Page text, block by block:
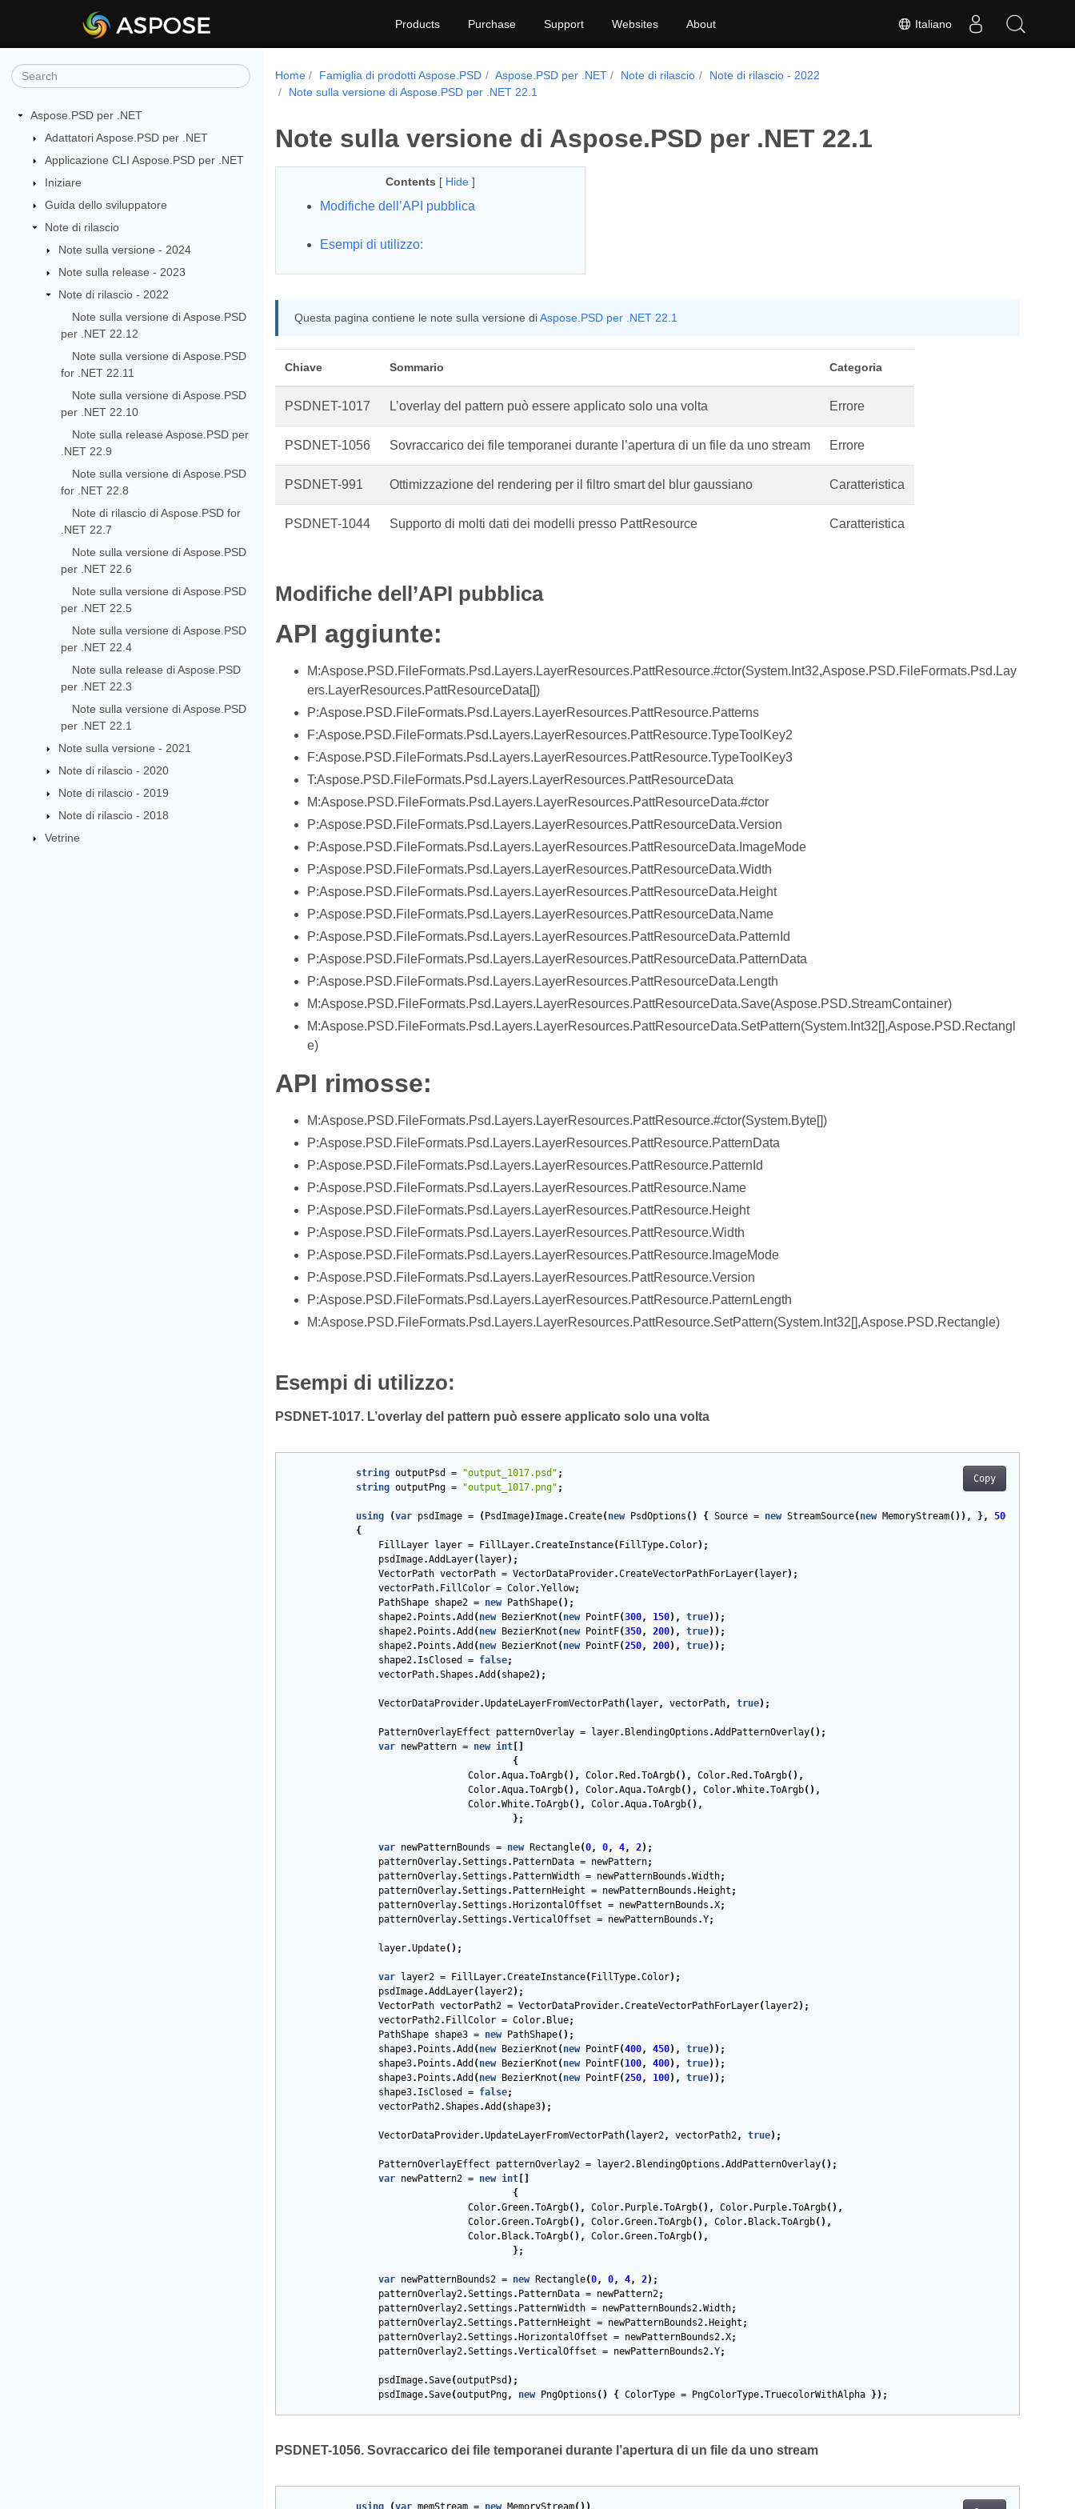
Italiano
Products Purchase Support Websites About
Aspose.PSD per .NET
Adattatori Aspose.PSD per .NET
Applicazione CLI Aspose.PSD per .NET
Iniziare
Guida dello sviluppatore
Note di rilascio
Note sulla versione - 2024
Note sulla release - 2023
Note di rilascio - 2022
Note sulla versione di Aspose.PSD
per .NET 22.12
Note sulla versione di Aspose.PSD
for .NET 22.11
Note sulla versione di Aspose.PSD
per .NET 22.10
Note sulla release Aspose.PSD per
.NET 22.9
Note sulla versione di Aspose.PSD
for .NET 22.8
Note di rilascio di Aspose.PSD for
.NET 22.7
Note sulla versione di Aspose.PSD
per .NET 22.6
Note sulla versione di Aspose.PSD
per .NET 22.5
Note sulla versione di Aspose.PSD
per .NET 22.4
Note sulla release di Aspose.PSD
per .NET 22.3
Note sulla versione di Aspose.PSD
per .NET 22.1
Note sulla versione - 2021
Note di rilascio - 2020
Note di rilascio - 2019
Note di rilascio - 2018
Vetrine
Home Famiglia di prodotti Aspose.PSD Aspose.PSD per .NET Note di rilascio
Note di rilascio - 2022
Note sulla versione di Aspose.PSD per .NET 22.1
Note sulla versione di Aspose.PSD per .NET 22.1
Contents [ Hide ]
Modifiche dell’API pubblica
Esempi di utilizzo:
Questa pagina contiene le note sulla versione diAspose.PSD per .NET 22.1
Chiave Sommario Categoria
PSDNET-1017 L’overlay del pattern può essere applicato solo una volta Errore
PSDNET-1056 Sovraccarico dei file temporanei durante l’apertura di un file da uno stream Errore
PSDNET-991 Ottimizzazione del rendering per il filtro smart del blur gaussiano Caratteristica
PSDNET-1044 Supporto di molti dati dei modelli presso PattResource Caratteristica
Modifiche dell’API pubblica
API aggiunte:
M:Aspose.PSD.FileFormats.Psd.Layers.LayerResources.PattResource.#ctor(System.Int32,Aspose.PSD.FileFormats.Psd.Lay
ers.LayerResources.PattResourceData[])
P:Aspose.PSD.FileFormats.Psd.Layers.LayerResources.PattResource.Patterns
F:Aspose.PSD.FileFormats.Psd.Layers.LayerResources.PattResource.TypeToolKey2
F:Aspose.PSD.FileFormats.Psd.Layers.LayerResources.PattResource.TypeToolKey3
T:Aspose.PSD.FileFormats.Psd.Layers.LayerResources.PattResourceData
M:Aspose.PSD.FileFormats.Psd.Layers.LayerResources.PattResourceData.#ctor
P:Aspose.PSD.FileFormats.Psd.Layers.LayerResources.PattResourceData.Version
P:Aspose.PSD.FileFormats.Psd.Layers.LayerResources.PattResourceData.ImageMode
P:Aspose.PSD.FileFormats.Psd.Layers.LayerResources.PattResourceData.Width
P:Aspose.PSD.FileFormats.Psd.Layers.LayerResources.PattResourceData.Height
P:Aspose.PSD.FileFormats.Psd.Layers.LayerResources.PattResourceData.Name
P:Aspose.PSD.FileFormats.Psd.Layers.LayerResources.PattResourceData.PatternId
P:Aspose.PSD.FileFormats.Psd.Layers.LayerResources.PattResourceData.PatternData
P:Aspose.PSD.FileFormats.Psd.Layers.LayerResources.PattResourceData.Length
M:Aspose.PSD.FileFormats.Psd.Layers.LayerResources.PattResourceData.Save(Aspose.PSD.StreamContainer)
M:Aspose.PSD.FileFormats.Psd.Layers.LayerResources.PattResourceData.SetPattern(System.Int32[],Aspose.PSD.Rectangl
e)
API rimosse:
M:Aspose.PSD.FileFormats.Psd.Layers.LayerResources.PattResource.#ctor(System.Byte[])
P:Aspose.PSD.FileFormats.Psd.Layers.LayerResources.PattResource.PatternData
P:Aspose.PSD.FileFormats.Psd.Layers.LayerResources.PattResource.PatternId
P:Aspose.PSD.FileFormats.Psd.Layers.LayerResources.PattResource.Name
P:Aspose.PSD.FileFormats.Psd.Layers.LayerResources.PattResource.Height
P:Aspose.PSD.FileFormats.Psd.Layers.LayerResources.PattResource.Width
P:Aspose.PSD.FileFormats.Psd.Layers.LayerResources.PattResource.ImageMode
P:Aspose.PSD.FileFormats.Psd.Layers.LayerResources.PattResource.Version
P:Aspose.PSD.FileFormats.Psd.Layers.LayerResources.PattResource.PatternLength
M:Aspose.PSD.FileFormats.Psd.Layers.LayerResources.PattResource.SetPattern(System.Int32[],Aspose.PSD.Rectangle)
Esempi di utilizzo:
PSDNET-1017. L’overlay del pattern può essere applicato solo una volta
Copy
string outputPsd = "output_1017.psd" ;
string outputPng = "output_1017.png" ;
using (var psdImage = ( PsdImage) Image.Create( new PsdOptions () { Source = new StreamSource( new MemoryStream()), }, 500
{
FillLayer
layer = FillLayer.CreateInstance( FillType.Color);
psdImage.AddLayer( layer);
VectorPath vectorPath = VectorDataProvider.CreateVectorPathForLayer( layer);
vectorPath. FillColor = Color.Yellow;
PathShape
shape2 = new PathShape();
shape2. Points .Add ( new BezierKnot ( new PointF(300, 150), true));
shape2. Points .Add ( new BezierKnot ( new PointF(350, 200), true));
shape2. Points .Add ( new BezierKnot ( new PointF(250, 200), true));
shape2. IsClosed = false;
vectorPath.Shapes .Add ( shape2);
VectorDataProvider.UpdateLayerFromVectorPath( layer, vectorPath, true);
PatternOverlayEffect patternOverlay = layer. BlendingOptions .AddPatternOverlay();
var
newPattern = new int[]
{
Color.Aqua.ToArgb(), Color. Red .ToArgb(), Color. Red .ToArgb(),
Color.Aqua.ToArgb(), Color.Aqua.ToArgb(), Color.White.ToArgb(),
Color.White.ToArgb(), Color.Aqua.ToArgb(),
};
var newPatternBounds = new Rectangle(0, 0, 4, 2);
patternOverlay.Settings . PatternData = newPattern;
patternOverlay.Settings . PatternWidth = newPatternBounds .Width;
patternOverlay.Settings . PatternHeight = newPatternBounds . Height ;
patternOverlay.Settings . HorizontalOffset = newPatternBounds .X;
patternOverlay.Settings .VerticalOffset = newPatternBounds .Y;
layer.Update();
var layer2 = FillLayer.CreateInstance( FillType.Color);
psdImage.AddLayer( layer2);
VectorPath vectorPath2 = VectorDataProvider.CreateVectorPathForLayer( layer2);
vectorPath2. FillColor = Color. Blue;
PathShape
shape3 = new PathShape();
shape3. Points .Add ( new BezierKnot ( new PointF(400, 450), true));
shape3. Points .Add ( new BezierKnot ( new PointF( 100, 400), true));
shape3. Points .Add ( new BezierKnot ( new PointF(250, 100), true));
shape3. IsClosed = false;
vectorPath2.Shapes .Add ( shape3);
VectorDataProvider.UpdateLayerFromVectorPath( layer2, vectorPath2, true);
PatternOverlayEffect patternOverlay2 = layer2. BlendingOptions .AddPatternOverlay();
var
newPattern2 = new int[]
{
Color.Green.ToArgb(), Color. Purple.ToArgb(), Color. Purple.ToArgb(),
Color.Green.ToArgb(), Color.Green.ToArgb(), Color. Black.ToArgb(),
Color. Black.ToArgb(), Color.Green.ToArgb(),
};
var newPatternBounds2 = new Rectangle(0, 0, 4, 2);
patternOverlay2.Settings . PatternData = newPattern2;
patternOverlay2.Settings . PatternWidth = newPatternBounds2.Width;
patternOverlay2.Settings . PatternHeight = newPatternBounds2. Height ;
patternOverlay2.Settings . HorizontalOffset = newPatternBounds2.X;
patternOverlay2.Settings .VerticalOffset = newPatternBounds2.Y;
psdImage.Save(outputPsd );
psdImage.Save(outputPng, new PngOptions () { ColorType = PngColorType.TruecolorWithAlpha });
PSDNET-1056. Sovraccarico dei file temporanei durante l’apertura di un file da uno stream
using (var memStream = new MemoryStream())